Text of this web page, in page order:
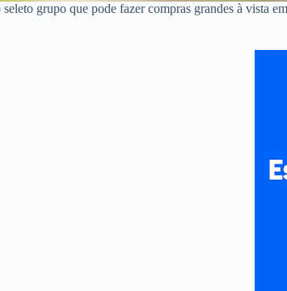
grupo que pode fazer compras grandes à vista